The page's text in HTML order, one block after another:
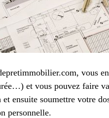
vous
et vous pouvez faire
ensuite soumettre votre
personnelle.